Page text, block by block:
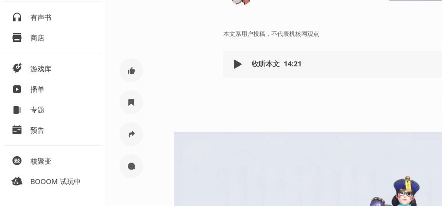
有声书
商店
游戏库
播单
专题
预告
核聚变
BOOOM 试玩中
本文系用户投稿，不代表机核网观点
收听本文 14:21